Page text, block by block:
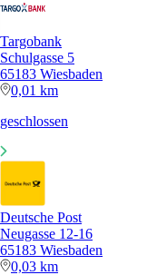
Targobank
Schulgasse 5
65183 Wiesbaden
0,01 km
geschlossen
Deutsche Post
Neugasse 12-16
65183 Wiesbaden
0,03 km